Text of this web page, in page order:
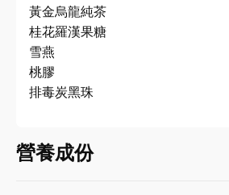
黃金烏龍純茶
桂花羅漢果糖
雪燕
桃膠
排毒炭黑珠
營養成份